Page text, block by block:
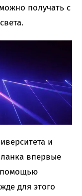
получать с
и
впервые
для этого